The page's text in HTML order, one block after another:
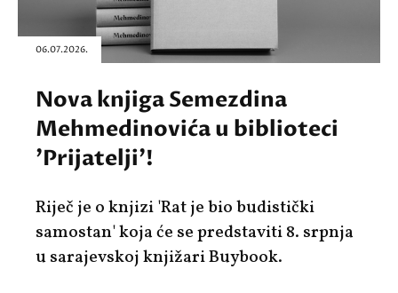
06.07.2026.
Nova knjiga Semezdina
Mehmedinovića u biblioteci
'Prijatelji'!
Riječ je o knjizi 'Rat je bio budistički
samostan' koja će se predstaviti 8. srpnja
u sarajevskoj knjižari Buybook.